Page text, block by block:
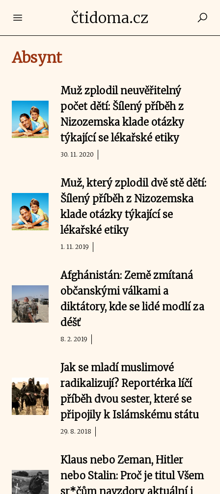
Open main menučtidoma.cz
Absynt
Muž zplodil neuvěřitelný
počet dětí: Šílený příběh z
Nizozemska klade otázky
týkající se lékařské etiky
30. 11. 2020
Muž, který zplodil dvě stě dětí:
Šílený příběh z Nizozemska
klade otázky týkající se
lékařské etiky
1. 11. 2019
Afghánistán: Země zmítaná
občanskými válkami a
diktátory, kde se lidé modlí za
déšť
8. 2. 2019
Jak se mladí muslimové
radikalizují? Reportérka líčí
příběh dvou sester, které se
připojily k Islámskému státu
29. 8. 2018
Klaus nebo Zeman, Hitler
nebo Stalin: Proč je titul Všem
sr*čům navzdory aktuální i